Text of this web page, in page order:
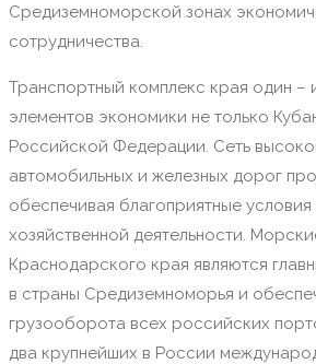
Средиземноморской зонах
сотрудничества.
Транспортный комплекс края один –
элементов экономики не только
Российской Федерации. Сеть
автомобильных и железных дорог
обеспечивая благоприятные условия
хозяйственной деятельности.
Краснодарского края являются
в страны Средиземноморья и
грузооборота всех российских
два крупнейших в России